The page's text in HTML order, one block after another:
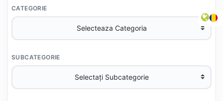
CATEGORIE
SUBCATEGORIE